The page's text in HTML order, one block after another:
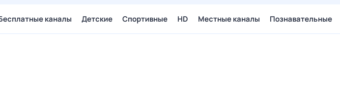
каналы Детские Спортивные HD Местные каналы Познавательные